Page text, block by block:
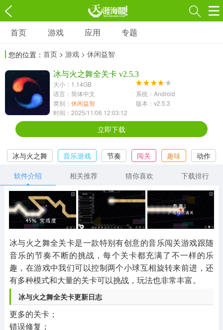
游戏
3697款应用
1597款应用
休闲益智
13387款应用
2196款应用
冒险解谜
1072款应用
418款应用
568款应用
音乐舞蹈
269款应用
2716款应用
515款应用
其他
1654款应用
游戏助手
515款应用
MOD游戏
1056款应用
首页 游戏 应用 专题
您的位置： 首页 > 游戏 > 休闲益智
冰与火之舞全关卡 v2.5.3
大小：1.14GB
语言：简体中文
系统：Android
类别： 休闲益智
版本：v2.5.3
时间：2025/11/06 12:03:12
立即下载
冰与火之舞 音乐游戏 节奏 闯关 趣味
动作
软件介绍
相关推荐 猜你喜欢 下载排行
冰与火之舞全关卡是一款特别有创意的音乐闯关游戏跟随
音乐的节奏不断的挑战，每个关卡都充满了不一样的乐
趣，在游戏中我们可以控制两个小球互相旋转来前进，还
有多种模式和大量的关卡可以挑战，玩法也非常丰富。
冰与火之舞全关卡更新日志
更多的关卡；
错误修复；